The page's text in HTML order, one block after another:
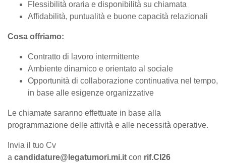
Flessibilità oraria e disponibilità su chiamata
Affidabilità, puntualità e buone capacità relazionali
Cosa offriamo:
Contratto di lavoro intermittente
Ambiente dinamico e orientato al sociale
Opportunità di collaborazione continuativa nel tempo,
in base alle esigenze organizzative
Le chiamate saranno effettuate in base alla
programmazione delle attività e alle necessità operative.
Invia il tuo Cv
a candidature@legatumori.mi.it con rif.CI26